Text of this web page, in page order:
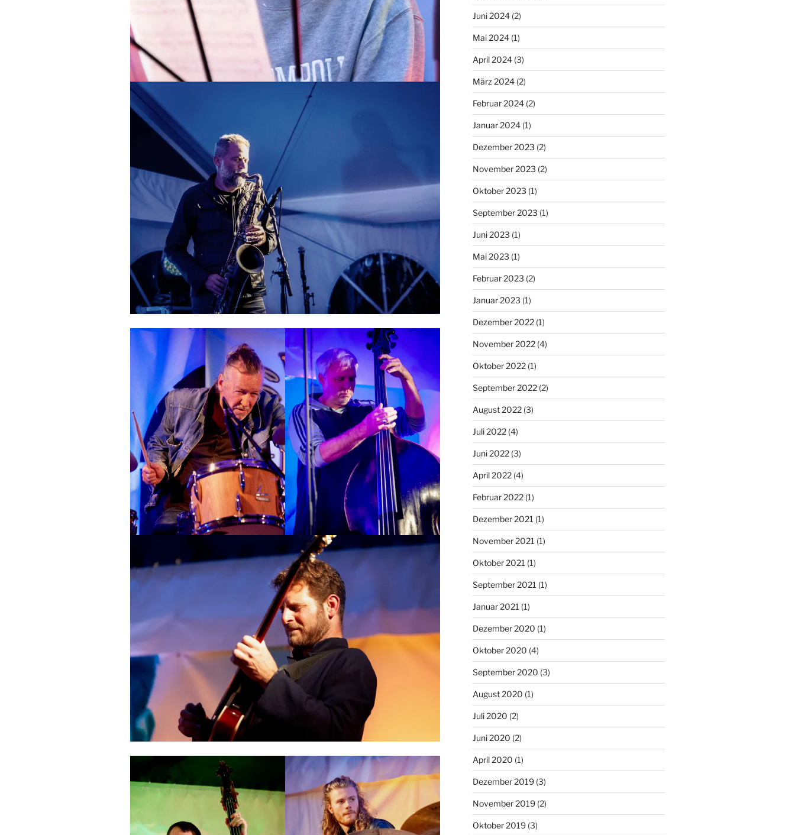
Juni 2024(2)
Mai 2024(1)
April 2024(3)
März 2024(2)
Februar 2024(2)
Januar 2024(1)
Dezember 2023 (2)
November 2023 (2)
Oktober 2023 (1)
September 2023 (1)
Juni 2023 (1)
Mai 2023 (1)
Februar 2023 (2)
Januar 2023 (1)
Dezember 2022(1)
November 2022(4)
Oktober 2022(1)
September 2022(2)
August 2022(3)
Juli 2022(4)
Juni 2022(3)
April 2022(4)
Februar 2022(1)
Dezember 2021 (1)
November 2021 (1)
Oktober 2021 (1)
September 2021 (1)
Januar 2021 (1)
Dezember 2020 (1)
Oktober 2020 (4)
September 2020 (3)
August 2020 (1)
Juli 2020 (2)
Juni 2020 (2)
April 2020 (1)
Dezember 2019(3)
November 2019(2)
Oktober 2019(3)